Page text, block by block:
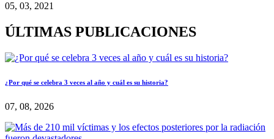
05, 03, 2021
ÚLTIMAS PUBLICACIONES
¿Por qué se celebra 3 veces al año y cuál es su historia?
07, 08, 2026